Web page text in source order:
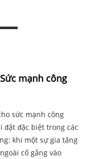
Sức mạnh công
sức mạnh công
đặt đặc biệt trong các
khi một sự gia tăng
cố gắng vào